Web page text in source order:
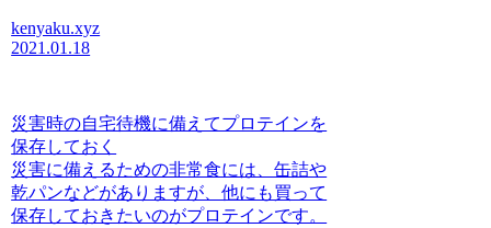
kenyaku.xyz
2021.01.18
災害時の自宅待機に備えてプロテインを
保存しておく
災害に備えるための非常食には、缶詰や
乾パンなどがありますが、他にも買って
保存しておきたいのがプロテインです。